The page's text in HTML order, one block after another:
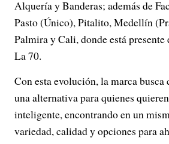
Alquería y Banderas; además de
Pasto (Único), Pitalito, Medellín
Palmira y Cali, donde está
La 70.
Con esta evolución, la marca
una alternativa para quienes
inteligente, encontrando en un
variedad, calidad y opciones para